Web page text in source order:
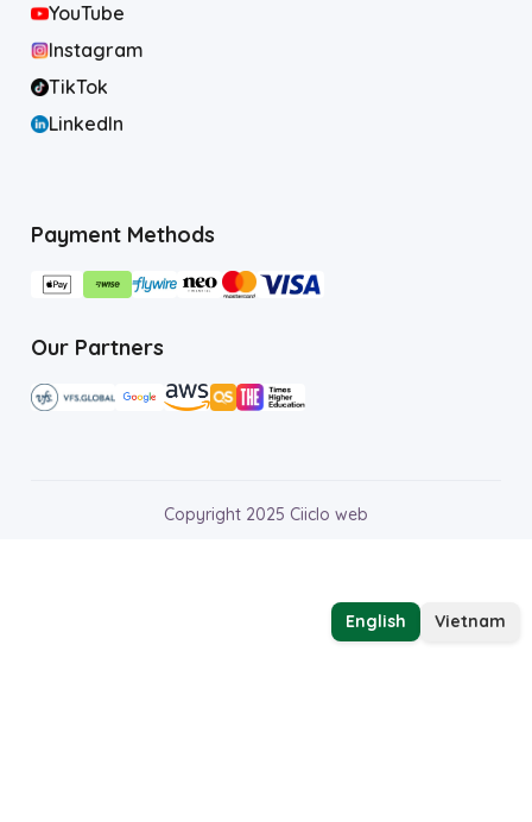
English Vietnam
YouTube
Instagram
TikTok
LinkedIn
Payment Methods
Our Partners
Copyright 2025 Ciiclo web